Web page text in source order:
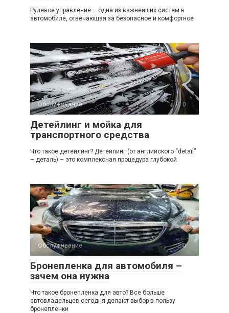
Рулевое управление – одна из важнейших систем в
автомобиле, отвечающая за безопасное и комфортное
Обслуживание 0
Детейлинг и мойка для
транспортного средства
Что такое детейлинг? Детейлинг (от английского “detail”
– деталь) – это комплексная процедура глубокой
Обслуживание 0
Бронепленка для автомобиля –
зачем она нужна
Что такое бронепленка для авто? Все больше
автовладельцев сегодня делают выбор в пользу
бронепленки